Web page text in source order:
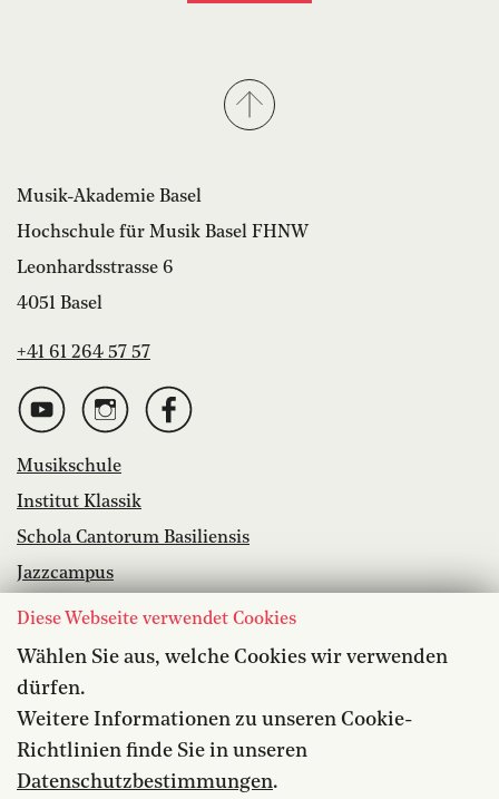
Musik-Akademie Basel
Hochschule für Musik Basel FHNW
Leonhardsstrasse 6
4051 Basel
+41 61 264 57 57
Musikschule
Institut Klassik
Schola Cantorum Basiliensis
Jazzcampus
Bibliothek
Offene Stellen
Barrierefreiheit
Datenschutz
Diese Webseite verwendet Cookies
Wählen Sie aus, welche Cookies wir verwenden
dürfen.
Weitere Informationen zu unseren Cookie-
Richtlinien finde Sie in unseren
Datenschutzbestimmungen.